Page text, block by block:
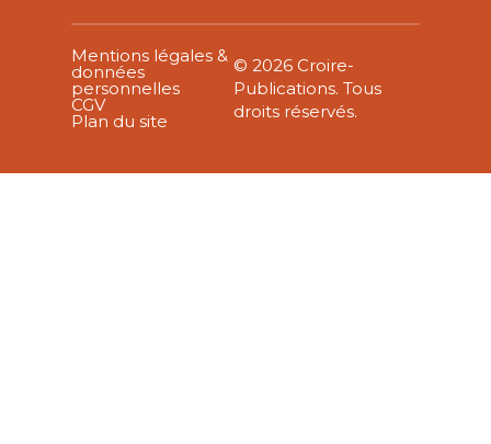
Mentions légales &
données
personnelles
CGV
Plan du site
© 2026 Croire-
Publications. Tous
droits réservés.